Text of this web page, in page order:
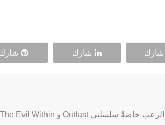
شارك شارك